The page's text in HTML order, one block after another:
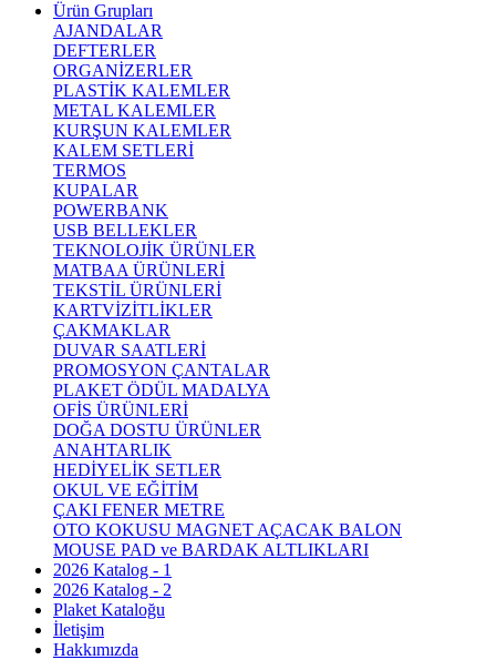
Ürün Grupları
AJANDALAR
DEFTERLER
ORGANİZERLER
PLASTİK KALEMLER
METAL KALEMLER
KURŞUN KALEMLER
KALEM SETLERİ
TERMOS
KUPALAR
POWERBANK
USB BELLEKLER
TEKNOLOJİK ÜRÜNLER
MATBAA ÜRÜNLERİ
TEKSTİL ÜRÜNLERİ
KARTVİZİTLİKLER
ÇAKMAKLAR
DUVAR SAATLERİ
PROMOSYON ÇANTALAR
PLAKET ÖDÜL MADALYA
OFİS ÜRÜNLERİ
DOĞA DOSTU ÜRÜNLER
ANAHTARLIK
HEDİYELİK SETLER
OKUL VE EĞİTİM
ÇAKI FENER METRE
OTO KOKUSU MAGNET AÇACAK BALON
MOUSE PAD ve BARDAK ALTLIKLARI
2026 Katalog - 1
2026 Katalog - 2
Plaket Kataloğu
İletişim
Hakkımızda